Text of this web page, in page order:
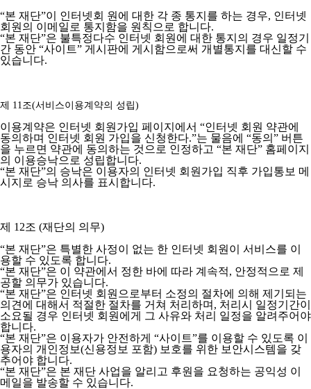
“본 재단”이 인터넷회 원에 대한 각 종 통지를 하는 경우, 인터넷
회원의 이메일로 통지함을 원칙으로 합니다.
“본 재단”은 불특정다수 인터넷 회원에 대한 통지의 경우 일정기
간 동안 “사이트” 게시판에 게시함으로써 개별통지를 대신할 수
있습니다.
제 11조(서비스이용계약의 성립)
이용계약은 인터넷 회원가입 페이지에서 “인터넷 회원 약관에
동의하며 인터넷 회원 가입을 신청한다.”는 물음에 “동의” 버튼
을 누르면 약관에 동의하는 것으로 인정하고 “본 재단” 홈페이지
의 이용승낙으로 성립합니다.
“본 재단”의 승낙은 이용자의 인터넷 회원가입 직후 가입통보 메
시지로 승낙 의사를 표시합니다.
제 12조 (재단의 의무)
“본 재단”은 특별한 사정이 없는 한 인터넷 회원이 서비스를 이
용할 수 있도록 합니다.
“본 재단”은 이 약관에서 정한 바에 따라 계속적, 안정적으로 제
공할 의무가 있습니다.
“본 재단”은 인터넷 회원으로부터 소정의 절차에 의해 제기되는
의견에 대해서 적절한 절차를 거쳐 처리하며, 처리시 일정기간이
소요될 경우 인터넷 회원에게 그 사유와 처리 일정을 알려주어야
합니다.
“본 재단”은 이용자가 안전하게 “사이트”를 이용할 수 있도록 이
용자의 개인정보(신용정보 포함) 보호를 위한 보안시스템을 갖
추어야 합니다.
“본 재단”은 본 재단 사업을 알리고 후원을 요청하는 공익성 이
메일을 발송할 수 있습니다.